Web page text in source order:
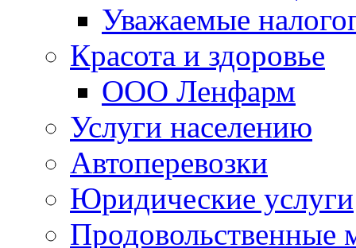
Уважаемые
Красота и здоровье
ООО Ленфарм
Услуги населению
Автоперевозки
Юридические услуги
Продовольственные